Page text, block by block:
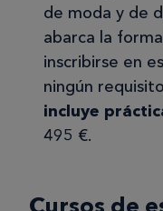
de moda y de
abarca la
inscribirse en
ningún
incluye
495 €.